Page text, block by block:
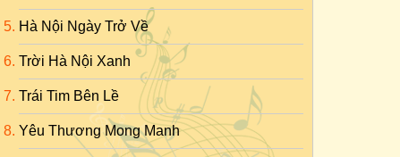
Hà Nội Ngày Trở Về
Trời Hà Nội Xanh
Trái Tim Bên Lề
Yêu Thương Mong Manh